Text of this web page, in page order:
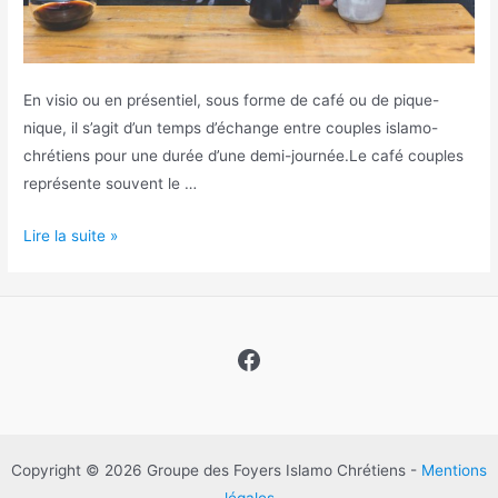
En visio ou en présentiel, sous forme de café ou de pique-
nique, il s’agit d’un temps d’échange entre couples islamo-
chrétiens pour une durée d’une demi-journée.Le café couples
représente souvent le …
Cafés
Lire la suite »
Facebook
Copyright © 2026 Groupe des Foyers Islamo Chrétiens - Mentions